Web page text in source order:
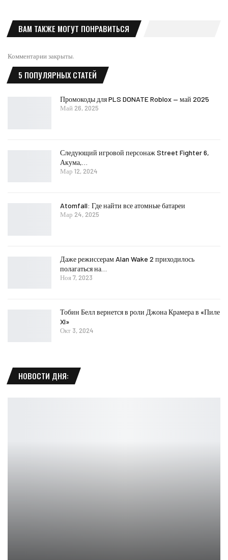
ВАМ ТАКЖЕ МОГУТ ПОНРАВИТЬСЯ
Комментарии закрыты.
5 ПОПУЛЯРНЫХ СТАТЕЙ
Промокоды для PLS DONATE Roblox — май 2025
Май 26, 2025
Следующий игровой персонаж Street Fighter 6,
Акума,…
Мар 12, 2024
Atomfall: Где найти все атомные батареи
Мар 24, 2025
Даже режиссерам Alan Wake 2 приходилось
полагаться на…
Ноя 7, 2023
Тобин Белл вернется в роли Джона Крамера в «Пиле
XI»
Окт 3, 2024
НОВОСТИ ДНЯ: